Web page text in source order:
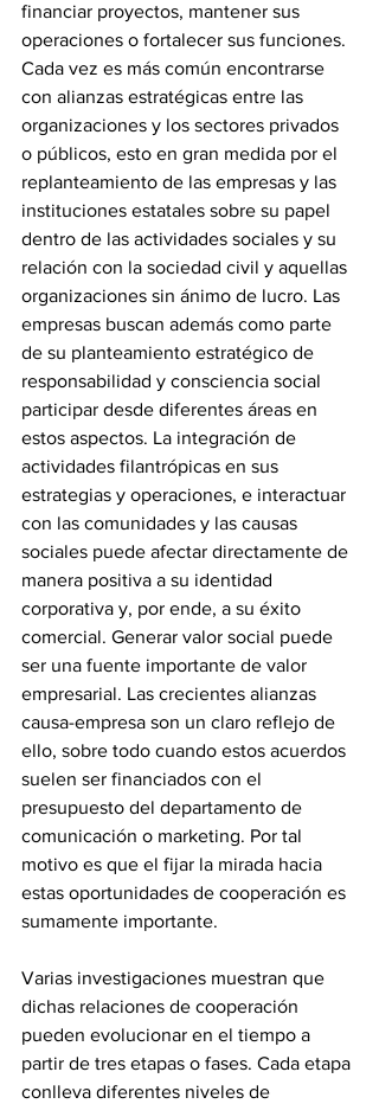
financiar proyectos, mantener sus
operaciones o fortalecer sus funciones.
Cada vez es más común encontrarse
con alianzas estratégicas entre las
organizaciones y los sectores privados
o públicos, esto en gran medida por el
replanteamiento de las empresas y las
instituciones estatales sobre su papel
dentro de las actividades sociales y su
relación con la sociedad civil y aquellas
organizaciones sin ánimo de lucro. Las
empresas buscan además como parte
de su planteamiento estratégico de
responsabilidad y consciencia social
participar desde diferentes áreas en
estos aspectos. La integración de
actividades filantrópicas en sus
estrategias y operaciones, e interactuar
con las comunidades y las causas
sociales puede afectar directamente de
manera positiva a su identidad
corporativa y, por ende, a su éxito
comercial. Generar valor social puede
ser una fuente importante de valor
empresarial. Las crecientes alianzas
causa-empresa son un claro reflejo de
ello, sobre todo cuando estos acuerdos
suelen ser financiados con el
presupuesto del departamento de
comunicación o marketing. Por tal
motivo es que el fijar la mirada hacia
estas oportunidades de cooperación es
sumamente importante.
Varias investigaciones muestran que
dichas relaciones de cooperación
pueden evolucionar en el tiempo a
partir de tres etapas o fases. Cada etapa
conlleva diferentes niveles de